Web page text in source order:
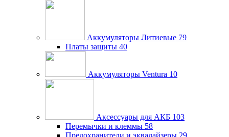
Аккумуляторы Литиевые 79
Платы защиты 40
Аккумуляторы Ventura 10
Аксессуары для АКБ 103
Перемычки и клеммы 58